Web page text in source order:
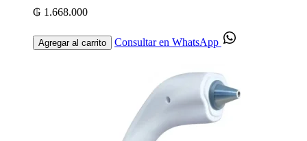
₲ 1.668.000
Agregar al carrito Consultar en WhatsApp